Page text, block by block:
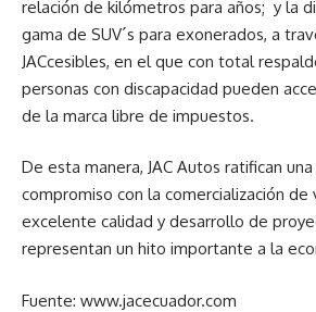
relación de kilómetros para años; y la
gama de SUV´s para exonerados, a
JACcesibles, en el que con total
personas con discapacidad pueden
de la marca libre de impuestos.
De esta manera, JAC Autos ratifican
compromiso con la comercialización de
excelente calidad y desarrollo de
representan un hito importante a la
Fuente: www.jacecuador.com